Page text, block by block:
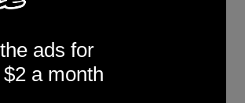
femmes noires à s’être
ads for
a month